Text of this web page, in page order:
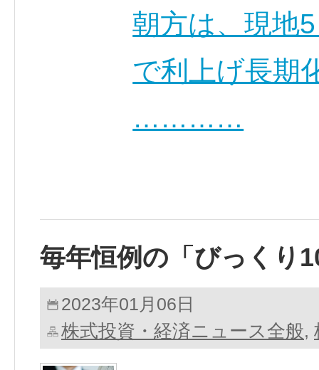
朝方は、現地
で利上げ長期
…………
毎年恒例の「びっくり
2023年01月06日
株式投資・経済ニュース全般,